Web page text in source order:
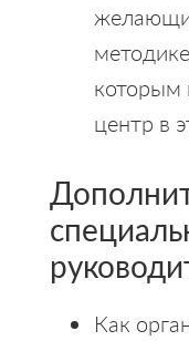
которым
центр в
Как